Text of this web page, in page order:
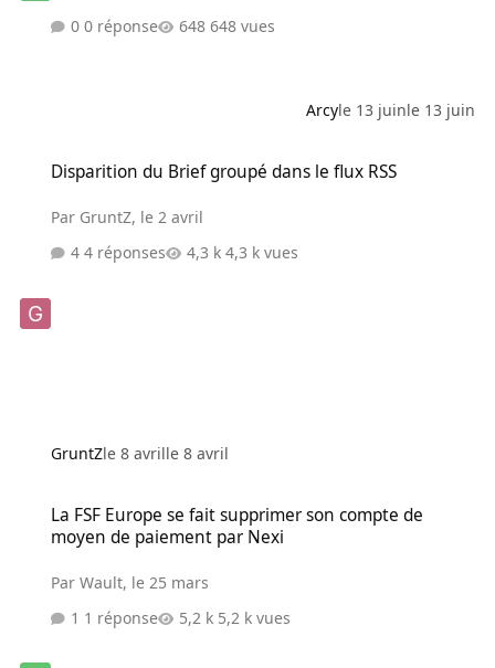
0 réponse 648 vues
Arcyle 13 juinle 13 juin
Disparition du Brief groupé dans le flux RSS
Par GruntZ, le 2 avril
4 réponses
4,3 k vues
GruntZle 8 avrille 8 avril
La FSF Europe se fait supprimer son compte de
moyen de paiement par Nexi
ParWault, le 25 mars
1 réponse
5,2 k vues